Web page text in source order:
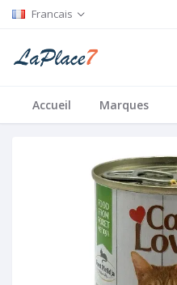
Francais
Accueil Marques